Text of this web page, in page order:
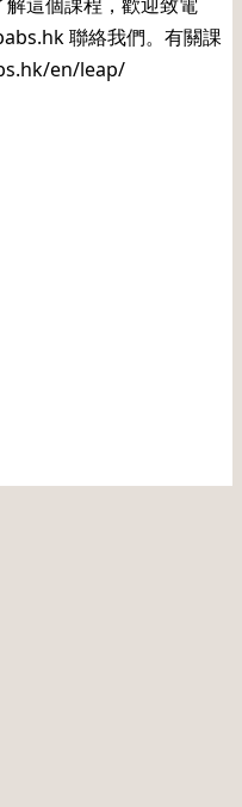
這個課程，歡迎致電
聯絡我們。有關課
en/leap/